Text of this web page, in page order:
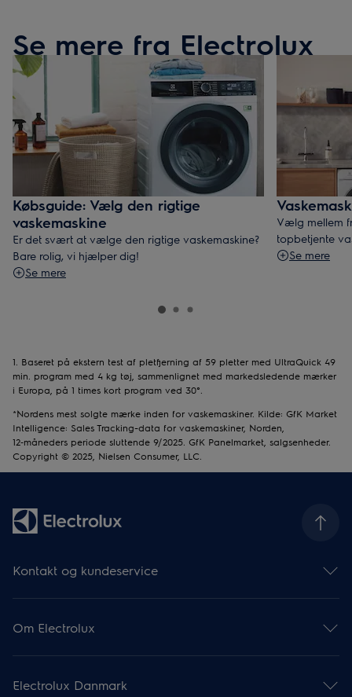
Se mere fra Electrolux
Købsguide: Vælg den rigtige
vaskemaskine
Er det svært at vælge den rigtige vaskemaskine?
Bare rolig, vi hjælper dig!
Se mere
Vælg mellem
topbetjente
Se mere
1. Baseret på ekstern test af pletfjerning af 59 pletter med UltraQuick 49
min. program med 4 kg tøj, sammenlignet med markedsledende mærker
i Europa, på 1 times kort program ved 30°.
*Nordens mest solgte mærke inden for vaskemaskiner. Kilde: GfK Market
Intelligence: Sales Tracking-data for vaskemaskiner, Norden,
12‑måneders periode sluttende 9/2025. GfK Panelmarket, salgsenheder.
Copyright © 2025, Nielsen Consumer, LLC.
Kontakt og kundeservice
Supportartikler
Find brugsanvisninger
Åbningstider & Priser
Reklamationsret
Om Electrolux
Electrolux Professional
Electrolux Danmark